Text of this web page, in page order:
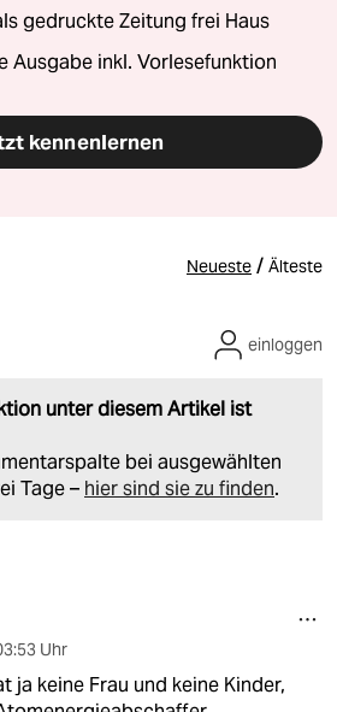
gedruckte Zeitung frei Haus
Ausgabe inkl. Vorlesefunktion
kennenlernen
Neueste / Älteste
unter diesem Artikel ist
bei ausgewählten
Tage – hier sind sie zu finden.
einloggen
Uhr
ja keine Frau und keine Kinder,